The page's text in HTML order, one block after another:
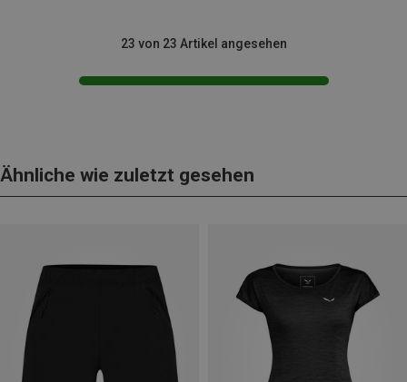
23 von 23 Artikel angesehen
Ähnliche wie zuletzt gesehen